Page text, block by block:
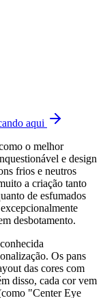
aqui
o melhor
e design
frios e neutros
a criação tanto
de esfumados
desbotamento.
Os pans
das cores com
disso, cada cor vem
"Center Eye